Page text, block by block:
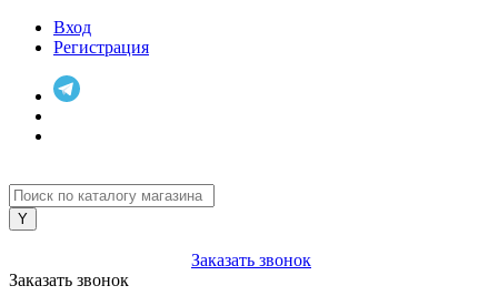
Вход
Регистрация
Заказать звонок
Заказать звонок